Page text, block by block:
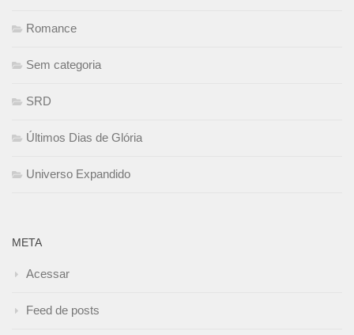
Romance
Sem categoria
SRD
Últimos Dias de Glória
Universo Expandido
META
Acessar
Feed de posts